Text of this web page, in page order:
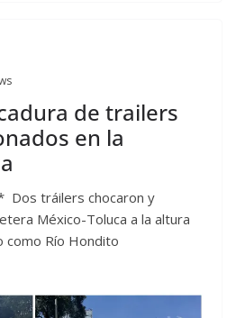
de trailers
en la
Dos tráilers chocaron y
México-Toluca a la altura
como Río Hondito